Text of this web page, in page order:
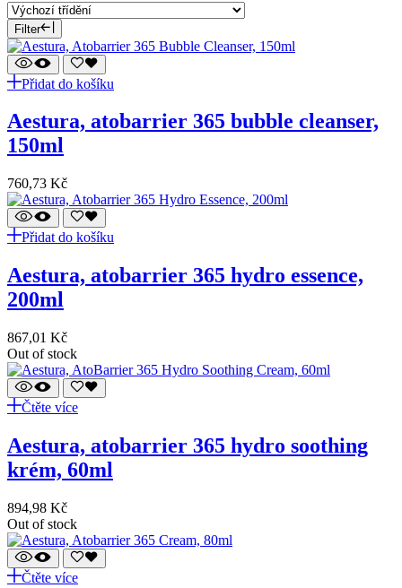
Filter
Přidat do košíku
aestura, atobarrier 365 bubble cleanser,
150ml
760,73 Kč
Přidat do košíku
aestura, atobarrier 365 hydro essence,
200ml
867,01 Kč
Out of stock
Čtěte více
aestura, atobarrier 365 hydro soothing
krém, 60ml
894,98 Kč
Out of stock
Čtěte více